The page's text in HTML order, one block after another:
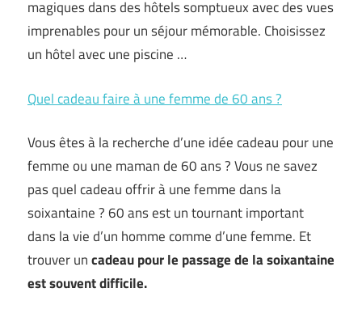
magiques dans des hôtels somptueux avec des vues
imprenables pour un séjour mémorable. Choisissez
un hôtel avec une piscine …
Quel cadeau faire à une femme de 60 ans ?
Vous êtes à la recherche d’une idée cadeau pour une
femme ou une maman de 60 ans ? Vous ne savez
pas quel cadeau offrir à une femme dans la
soixantaine ? 60 ans est un tournant important
dans la vie d’un homme comme d’une femme. Et
trouver uncadeau pour le passage de la soixantaine
est souvent difficile.